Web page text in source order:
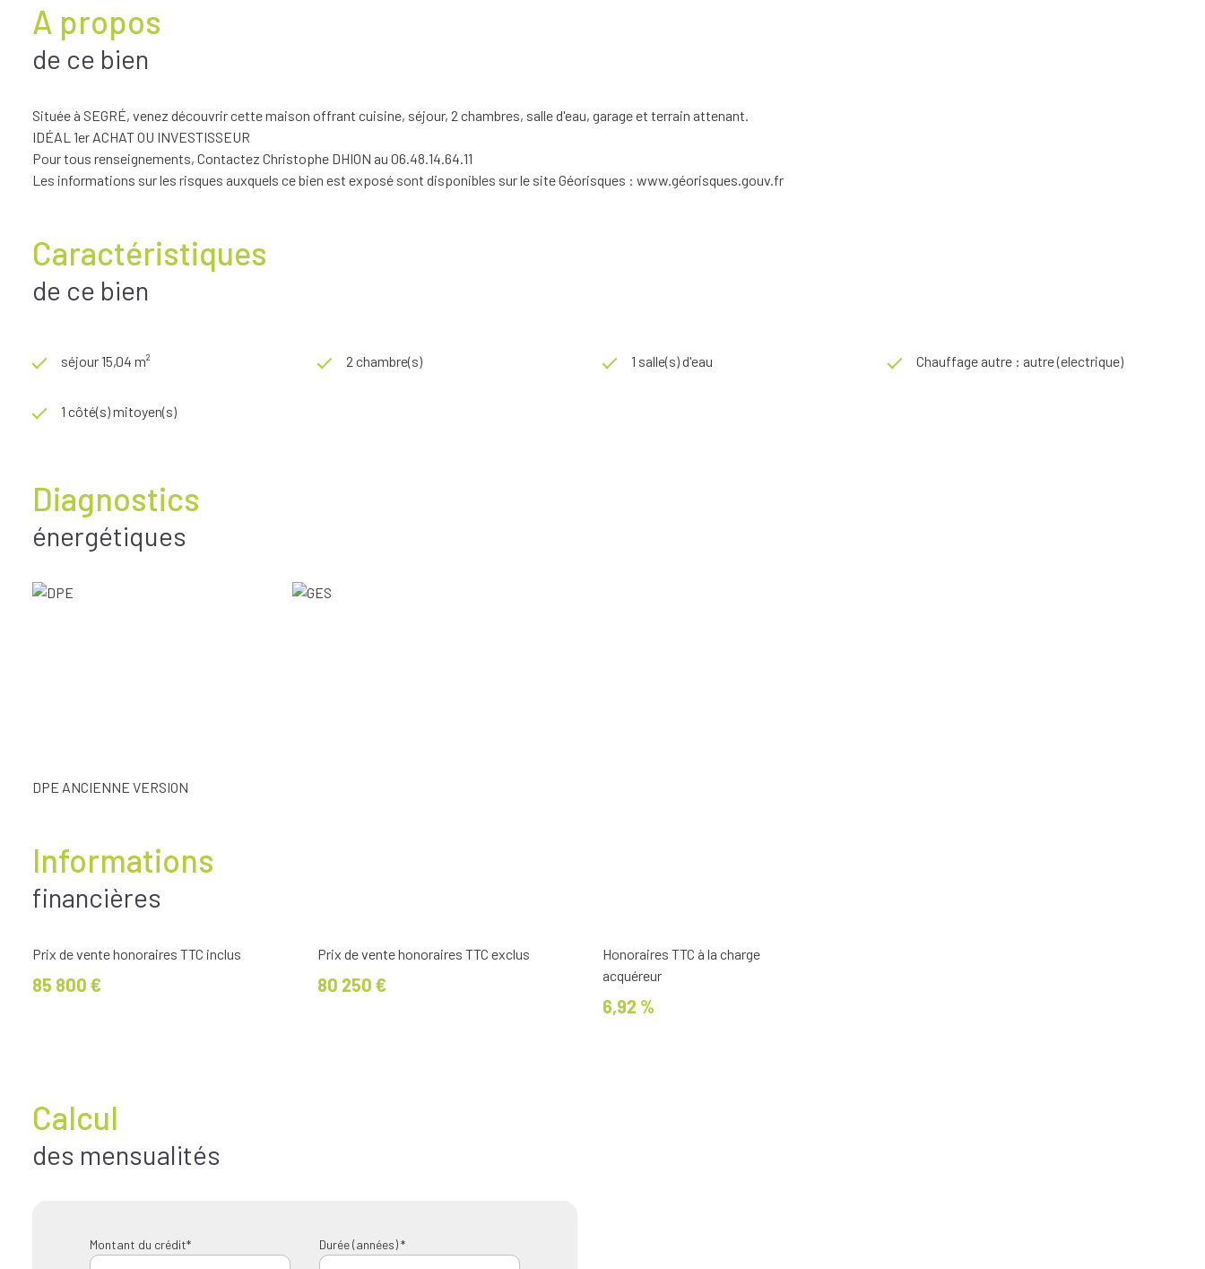
A propos
de ce bien
Située à SEGRÉ, venez découvrir cette maison offrant cuisine, séjour, 2 chambres, salle d'eau, garage et terrain attenant.
IDÉAL 1er ACHAT OU INVESTISSEUR
Pour tous renseignements, Contactez Christophe DHION au 06.48.14.64.11
Les informations sur les risques auxquels ce bien est exposé sont disponibles sur le site Géorisques : www.géorisques.gouv.fr
Caractéristiques
de ce bien
séjour 15,04 m² 2 chambre(s) 1 salle(s) d'eau Chauffage autre : autre (electrique)
1 côté(s) mitoyen(s)
Diagnostics
énergétiques
DPE ANCIENNE VERSION
Informations
financières
Prix de vente honoraires TTC inclus
85 800 €
Prix de vente honoraires TTC exclus
80 250 €
Honoraires TTC à la charge
acquéreur
6,92 %
Calcul
des mensualités
Montant du crédit* Durée (années) *